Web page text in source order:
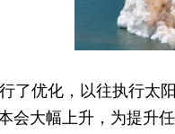
了优化，以往执行太
会大幅上升，为提升